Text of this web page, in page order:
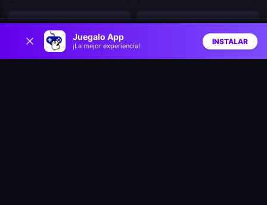
Juegalo App
¡La mejor experiencia!
INSTALAR
Speed per Click: Obby Battle Arena: Heroes Adventure
Firestone Idle RPG Tank Stars